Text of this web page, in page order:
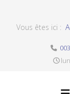
Vous êtes ici :